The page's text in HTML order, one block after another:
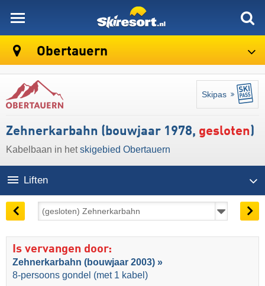
Obertauern
Skipas
Zehnerkarbahn (bouwjaar 1978, gesloten)
Kabelbaan in hetskigebied Obertauern
Liften
Is vervangen door:
Zehnerkarbahn (bouwjaar 2003) »
8-persoons gondel (met 1 kabel)